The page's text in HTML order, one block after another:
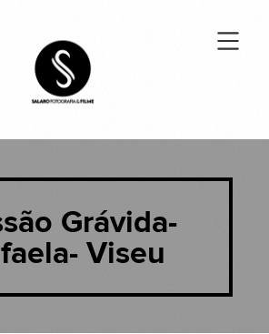
Grávida-
Viseu